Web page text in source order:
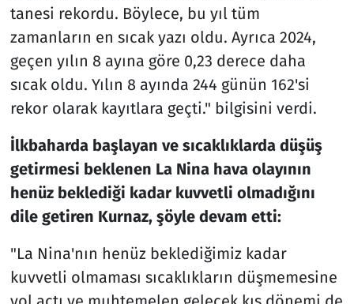
tanesi rekordu. Böylece, bu yıl tüm
zamanların en sıcak yazı oldu. Ayrıca 2024,
geçen yılın 8 ayına göre 0,23 derece daha
sıcak oldu. Yılın 8 ayında 244 günün 162'si
rekor olarak kayıtlara geçti." bilgisini verdi.
İlkbaharda başlayan ve sıcaklıklarda düşüş
getirmesi beklenen La Nina hava olayının
henüz beklediği kadar kuvvetli olmadığını
dile getiren Kurnaz, şöyle devam etti:
"La Nina'nın henüz beklediğimiz kadar
kuvvetli olmaması sıcaklıkların düşmemesine